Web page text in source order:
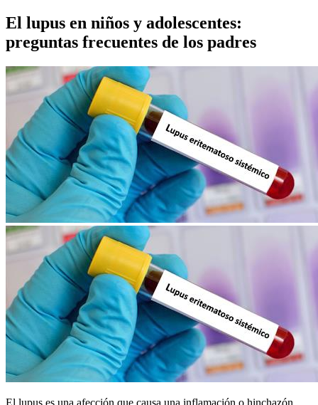
El lupus en niños y adolescentes:
preguntas frecuentes de los padres